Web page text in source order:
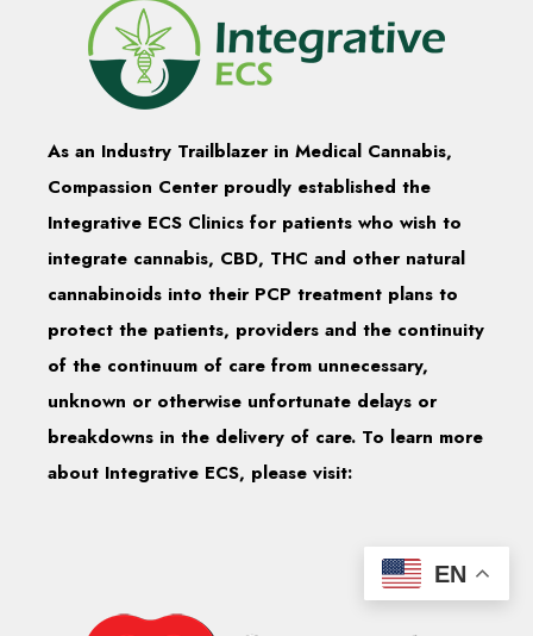
As an Industry Trailblazer in Medical Cannabis,
Compassion Center proudly established the
Integrative ECS Clinics for patients who wish to
integrate cannabis, CBD, THC and other natural
cannabinoids into their PCP treatment plans to
protect the patients, providers and the continuity
of the continuum of care from unnecessary,
unknown or otherwise unfortunate delays or
breakdowns in the delivery of care. To learn more
about Integrative ECS, please visit:
EN